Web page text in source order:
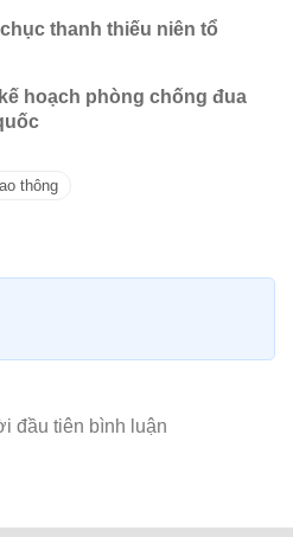
thanh thiếu niên tổ
hoạch phòng chống đua
thông